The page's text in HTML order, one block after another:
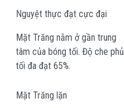
Nguyệt thực đạt cực đại
Mặt Trăng nằm ở gần trung
tâm của bóng tối. Độ che phủ
tối đa đạt 65%.
Mặt Trăng lặn